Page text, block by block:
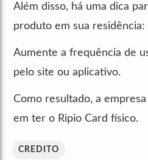
Além disso, há uma dica
produto em sua residência:
Aumente a frequência de
pelo site ou aplicativo.
Como resultado, a
em ter o Ripio Card físico.
CREDITO